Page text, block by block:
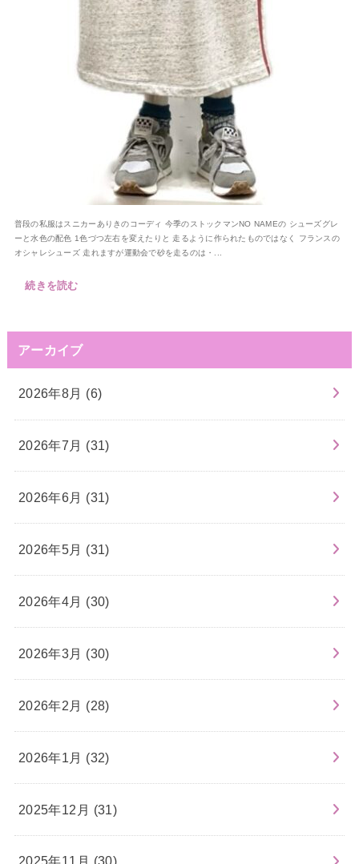
普段の私服はスニカーありきのコーディ 今季のストックマンNO NAMEの シューズグレ
ーと水色の配色 1色づつ左右を変えたりと 走るように作られたものではなく フランスの
オシャレシューズ 走れますが運動会で砂を走るのは・...
続きを読む
アーカイブ
2026年8月 (6)
2026年7月 (31)
2026年6月 (31)
2026年5月 (31)
2026年4月 (30)
2026年3月 (30)
2026年2月 (28)
2026年1月 (32)
2025年12月 (31)